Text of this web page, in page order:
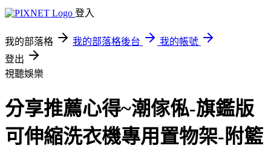
登入
我的部落格 我的部落格後台
我的帳號
登出
視聽娛樂
分享推薦心得~潮傢俬-旗鑑版
可伸縮洗衣機專用置物架-附籃